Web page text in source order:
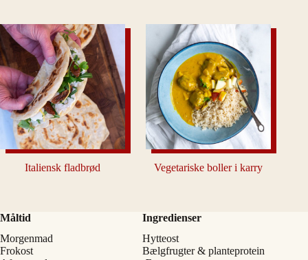
Italiensk fladbrød Vegetariske boller i karry
Måltid
Morgenmad
Frokost
Ingredienser
Hytteost
Bælgfrugter & planteprotein